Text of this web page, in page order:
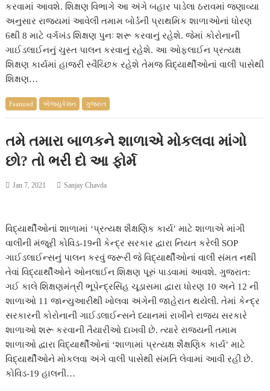
કરવામાં આવશે. શિક્ષણ વિભાગે આ અંગે બહાર પાડેલા ઠરાવમાં જણાવ્યા
અનુસાર રાજ્યમાં આવેલી તમામ બોર્ડની પ્રાથમિક શાળાઓનાં ધોરણ
6થી 8 માટે વર્ગખંડ શિક્ષણ પુનઃ શરૂ કરવાનું રહેશે. જેમાં કોરોનાની
ગાઈડલાઈનનું ચુસ્ત પાલન કરવાનું રહેશે. આ ઓફલાઈન પ્રત્યક્ષ
શિક્ષણ કાર્યમાં હાજરી સ્વૈચ્છિક રહેશે તેમજ વિદ્યાર્થીઓનાં વાલી પાસેથી
શિક્ષણ…
Featured એજ્યુકેશન ગુજરાત
તમે તમારા બાળકને શાળાએ મોકલવા માંગો
છો? તો ભરી દો આ ફોર્મ
Jan 7, 2021 Sanjay Chavda
વિદ્યાર્થીઓનાં શાળામાં ‘પ્રત્યક્ષ શૈક્ષણિક કાર્ય’ માટે શાળાએ માંગી
વાલીની મંજૂરી કોવિડ-19ની કેન્દ્ર સરકાર દ્વારા નિયત કરેલી SOP
ગાઈડલાઈન્સનું પાલન કરવું જરૂરી જે વિદ્યાર્થીઓનાં વાલી સંમત નથી
તેવાં વિદ્યાર્થીઓને ઓનલાઈન શિક્ષણ પૂરું પાડવામાં આવશે. ગુજરાત:
ગઈ કાલે શિક્ષણમંત્રી ભૂપેન્દ્રસિંહ ચૂડાસમા દ્વારા ધોરણ 10 અને 12 ની
શાળાઓ 11 જાન્યુઆરીથી ખોલવા અંગેની જાહેરાત થયેલી. તેમાં કેન્દ્ર
સરકારની કોરોનાની ગાઈડલાઈન્સને ધ્યાનમાં રાખીને રાજ્ય સરકારે
શાળાઓ શરૂ કરવાની તૈયારીઓ દાખવી છે. ત્યારે રાજ્યની તમામ
શાળાઓ દ્વારા વિદ્યાર્થીઓનાં ‘શાળામાં પ્રત્યક્ષ શૈક્ષણિક કાર્ય’ માટે
વિદ્યાર્થીઓને મોકલવા અંગે વાલી પાસેથી સંમતિ લેવામાં આવી રહી છે.
કોવિડ-19 હાલની…